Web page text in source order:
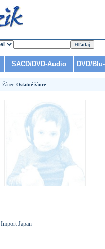
SACD/DVD-Audio DVD/
Žáner: Ostatné žánre
Import Japan